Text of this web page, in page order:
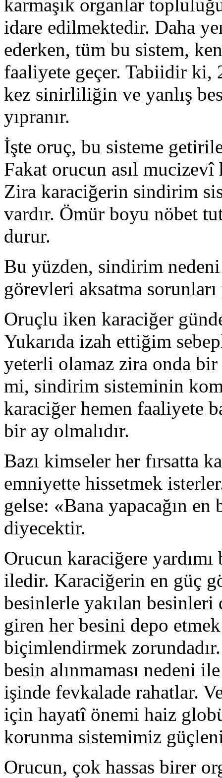
karmaşık organlar
idare edilmektedir. Daha
ederken, tüm bu sistem,
faaliyete geçer. Tabiidir ki,
kez sinirliliğin ve yanlış
yıpranır.
İşte oruç, bu sisteme
Fakat orucun asıl
Zira karaciğerin sindirim
vardır. Ömür boyu nöbet
durur.
Bu yüzden, sindirim nedeni
görevleri aksatma sorunları
Oruçlu iken karaciğer
Yukarıda izah ettiğim
yeterli olamaz zira onda
mi, sindirim sisteminin
karaciğer hemen faaliyete
bir ay olmalıdır.
Bazı kimseler her fırsatta
emniyette hissetmek
gelse: «Bana yapacağın
diyecektir.
Orucun karaciğere
iledir. Karaciğerin en güç
besinlerle yakılan
giren her besini depo
biçimlendirmek
besin alınmaması nedeni
işinde fevkalade rahatlar.
için hayatî önemi haiz
korunma sistemimiz
Orucun, çok hassas birer